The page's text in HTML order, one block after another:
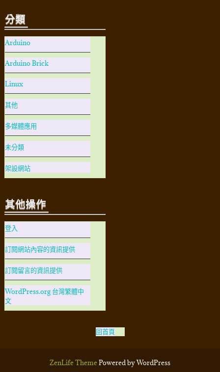
分類
Arduino
Arduino Brick
Linux
其他
多媒體應用
未分類
架設網站
其他操作
登入
訂閱網站內容的資訊提供
訂閱留言的資訊提供
WordPress.org 台灣繁體中
文
回首頁
ZenLife ThemePowered by WordPress